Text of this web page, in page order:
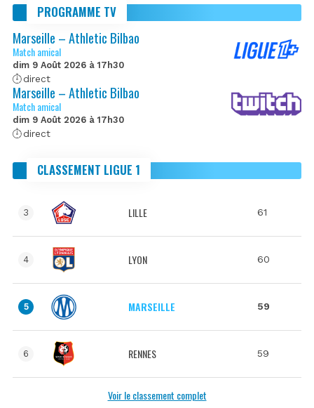
PROGRAMME TV
Marseille – Athletic Bilbao
Match amical
dim 9 Août 2026 à 17h30
direct
Marseille – Athletic Bilbao
Match amical
dim 9 Août 2026 à 17h30
direct
CLASSEMENT LIGUE 1
3 LILLE 61
4 LYON 60
5 MARSEILLE 59
6 RENNES 59
Voir le classement complet